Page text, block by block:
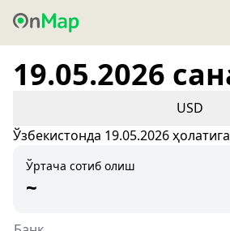
19.05.2026
USD
Ўзбекистонда 19.05.2026
Ўртача сотиб олиш
~